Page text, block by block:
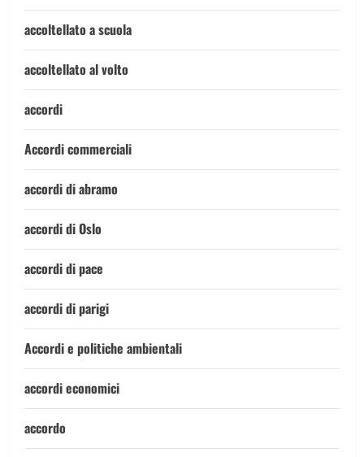
accoltellato a scuola
accoltellato al volto
accordi
Accordi commerciali
accordi di abramo
accordi di Oslo
accordi di pace
accordi di parigi
Accordi e politiche ambientali
accordi economici
accordo